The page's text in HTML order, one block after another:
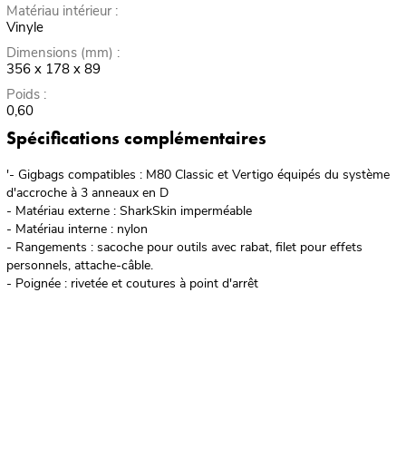
Matériau intérieur :
Vinyle
Dimensions (mm) :
356 x 178 x 89
Poids :
0,60
Spécifications complémentaires
'- Gigbags compatibles : M80 Classic et Vertigo équipés du système
d'accroche à 3 anneaux en D
- Matériau externe : SharkSkin imperméable
- Matériau interne : nylon
- Rangements : sacoche pour outils avec rabat, filet pour effets
personnels, attache-câble.
- Poignée : rivetée et coutures à point d'arrêt